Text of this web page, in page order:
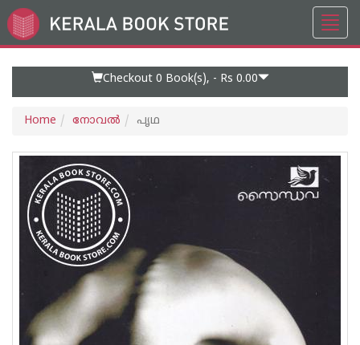
Go
to
Checkout 0 Book(s), - Rs 0.00
Home നോവല്‍ പൃഥ